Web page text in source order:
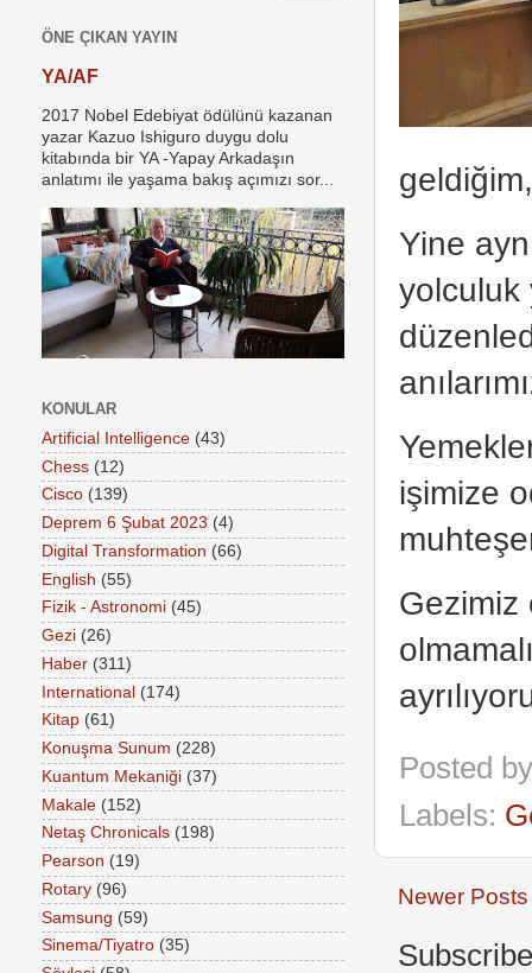
Yine
yolculuk
işimize
Gezimiz
Posted
Labels:
Newer Posts
ÖNE ÇIKAN YAYIN
YA/AF
2017 Nobel Edebiyat ödülünü kazanan
yazar Kazuo Ishiguro duygu dolu
kitabında bir YA -Yapay Arkadaşın
anlatımı ile yaşama bakış açımızı sor...
KONULAR
Artificial Intelligence (43)
Chess (12)
Cisco (139)
Deprem 6 Şubat 2023 (4)
Digital Transformation (66)
English (55)
Fizik - Astronomi (45)
Gezi (26)
Haber (311)
International (174)
Kitap (61)
Konuşma Sunum (228)
Kuantum Mekaniği (37)
Makale (152)
Netaş Chronicals (198)
Pearson (19)
Rotary (96)
Samsung (59)
Sinema/Tiyatro (35)